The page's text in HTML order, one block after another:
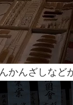
かんざしなど